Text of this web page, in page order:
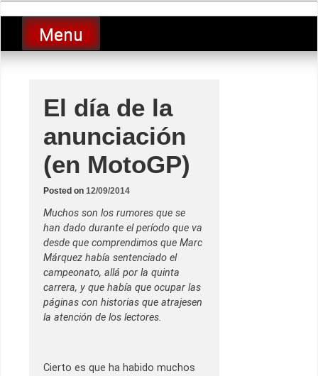
to
contentLucio Lopez GP
luciolopezgp
Menu
El día de la
anunciación
(en MotoGP)
Posted on 12/09/2014
Muchos son los rumores que se
han dado durante el período que va
desde que comprendimos que Marc
Márquez había sentenciado el
campeonato, allá por la quinta
carrera, y que había que ocupar las
páginas con historias que atrajesen
la atención de los lectores.
Cierto es que ha habido muchos